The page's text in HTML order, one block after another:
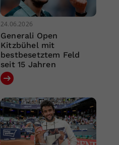
24.06.2026
Generali Open
Kitzbühel mit
bestbesetztem Feld
seit 15 Jahren